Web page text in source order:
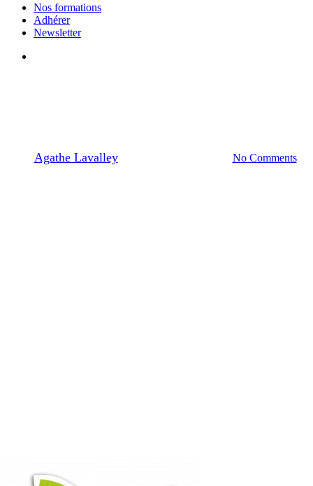
Nos formations
Adhérer
Newsletter
Agathe Lavalley30/03/2026 No Comments